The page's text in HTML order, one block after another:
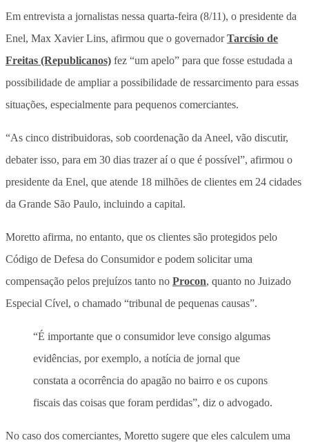
Em entrevista a jornalistas nessa quarta-feira (8/11), o presidente da
Enel, Max Xavier Lins, afirmou que o governadorTarcísio de
Freitas (Republicanos) fez “um apelo” para que fosse estudada a
possibilidade de ampliar a possibilidade de ressarcimento para essas
situações, especialmente para pequenos comerciantes.
“As cinco distribuidoras, sob coordenação da Aneel, vão discutir,
debater isso, para em 30 dias trazer aí o que é possível”, afirmou o
presidente da Enel, que atende 18 milhões de clientes em 24 cidades
da Grande São Paulo, incluindo a capital.
Moretto afirma, no entanto, que os clientes são protegidos pelo
Código de Defesa do Consumidor e podem solicitar uma
compensação pelos prejuízos tanto no Procon, quanto no Juizado
Especial Cível, o chamado “tribunal de pequenas causas”.
“É importante que o consumidor leve consigo algumas
evidências, por exemplo, a notícia de jornal que
constata a ocorrência do apagão no bairro e os cupons
fiscais das coisas que foram perdidas”, diz o advogado.
No caso dos comerciantes, Moretto sugere que eles calculem uma